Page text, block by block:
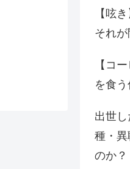
【呟
それ
【コ
を食
出世
種・
のか？